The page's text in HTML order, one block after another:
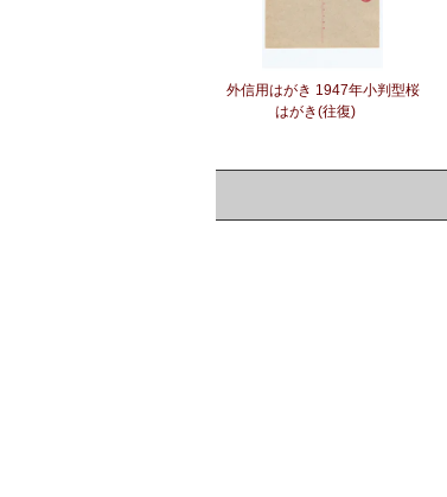
外信用はがき 1947年小判型桜
はがき(往復)